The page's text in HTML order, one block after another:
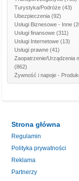
Turystyka/Podróże (43)
Ubezpieczenia (92)
Usługi Biznesowe - Inne
Usługi finansowe (311)
Usługi Internetowe (13)
Usługi prawne (41)
Zaopatrzenie/Urządzenia
(862)
Żywność i napoje -
Strona główna
Regulamin
Polityka prywatności
Reklama
Partnerzy